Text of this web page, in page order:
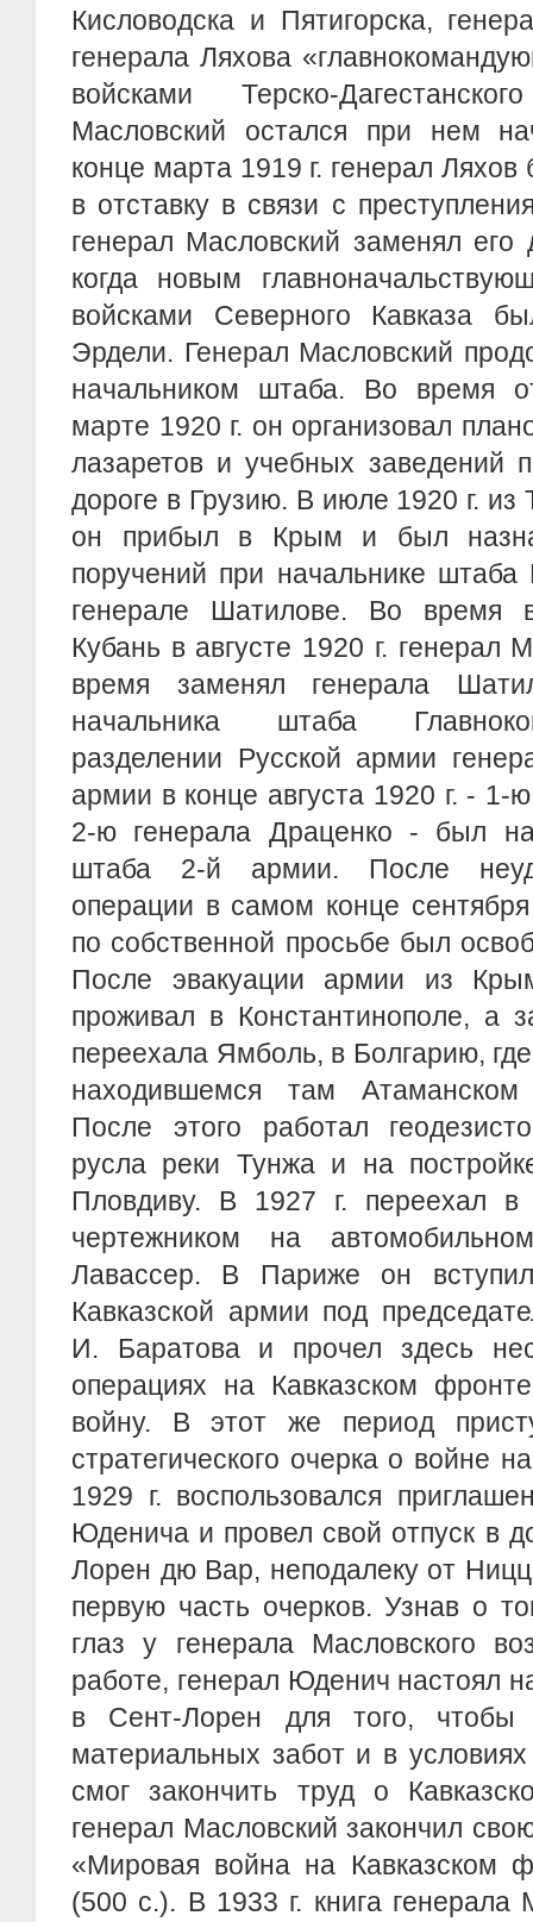
Кисловодска и Пятигорска,
генерала Ляхова
войсками Терско-
Масловский остался при нем
конце марта 1919 г. генерал
в отставку в связи с
генерал Масловский заменял его
когда новым
войсками Северного Кавказа
Эрдели. Генерал Масловский
начальником штаба. Во время
марте 1920 г. он организовал
лазаретов и учебных заведений
дороге в Грузию. В июле 1920 г.
он прибыл в Крым и был
поручений при начальнике штаба
генерале Шатилове. Во время
Кубань в августе 1920 г. генерал
время заменял генерала
начальника штаба
разделении Русской армии
армии в конце августа 1920 г. - 1-
2-ю генерала Драценко - был
штаба 2-й армии. После
операции в самом конце
по собственной просьбе был
После эвакуации армии из
проживал в Константинополе, а
переехала Ямболь, в Болгарию,
находившемся там
После этого работал
русла реки Тунжа и на
Пловдиву. В 1927 г. переехал
чертежником на
Лавассер. В Париже он
Кавказской армии под
И. Баратова и прочел здесь
операциях на Кавказском
войну. В этот же период
стратегического очерка о войне
1929 г. воспользовался
Юденича и провел свой отпуск в
Лорен дю Вар, неподалеку от
первую часть очерков. Узнав о
глаз у генерала Масловского
работе, генерал Юденич настоял
в Сент-Лорен для того, чтобы
материальных забот и в условиях
смог закончить труд о
генерал Масловский закончил
«Мировая война на Кавказском
(500 с.). В 1933 г. книга генерала